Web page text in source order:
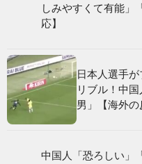
感心「親しみ
日本人選手
リブル！中
男」【海外の
中国人「恐